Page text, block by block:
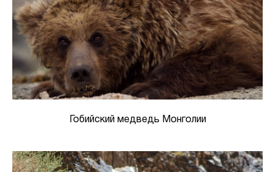
Гобийский медведь Монголии